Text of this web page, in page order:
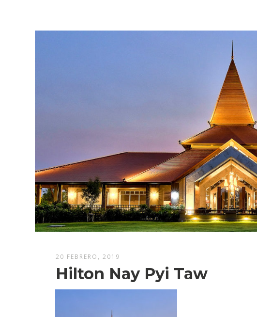
20 FEBRERO, 2019
Hilton Nay Pyi Taw